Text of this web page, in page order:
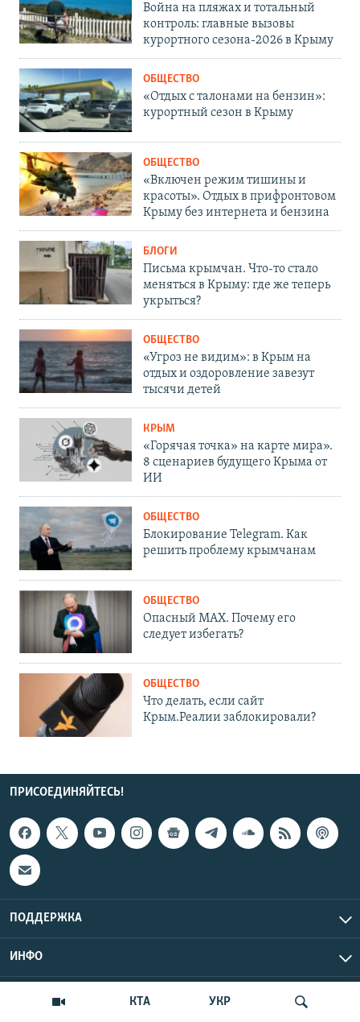
КТА УКР
Война на пляжах и тотальный
контроль: главные вызовы
курортного сезона-2026 в Крыму
ОБЩЕСТВО
«Отдых с талонами на бензин»:
курортный сезон в Крыму
ОБЩЕСТВО
«Включен режим тишины и
красоты». Отдых в прифронтовом
Крыму без интернета и бензина
БЛОГИ
Письма крымчан. Что-то стало
меняться в Крыму: где же теперь
укрыться?
ОБЩЕСТВО
«Угроз не видим»: в Крым на
отдых и оздоровление завезут
тысячи детей
КРЫМ
«Горячая точка» на карте мира».
8 сценариев будущего Крыма от
ИИ
ОБЩЕСТВО
Блокирование Telegram. Как
решить проблему крымчанам
ОБЩЕСТВО
Опасный MAX. Почему его
следует избегать?
ОБЩЕСТВО
Что делать, если сайт
Крым.Реалии заблокировали?
ПРИСОЕДИНЯЙТЕСЬ!
ПОДДЕРЖКА
ИНФО
Copyright Крым.Реалии, 2026 | Все права защищены.
UTC+3